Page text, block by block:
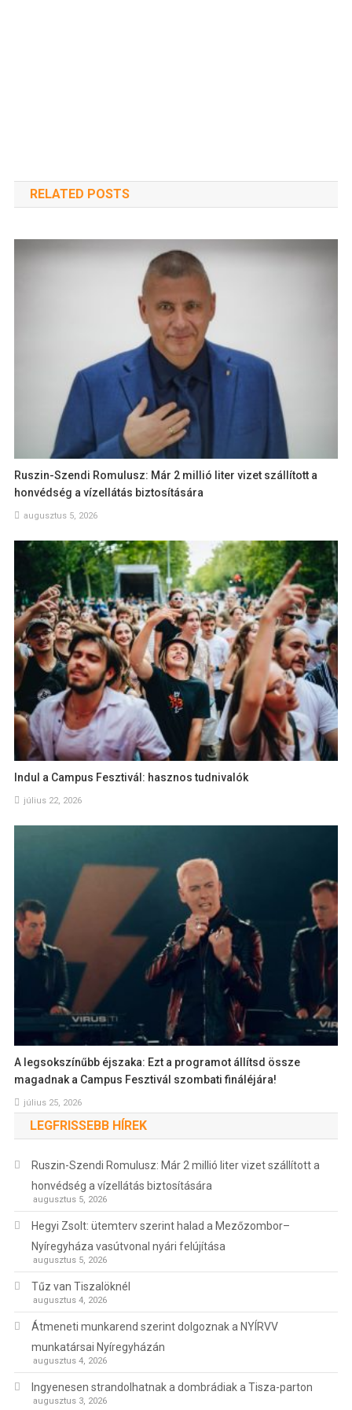
RELATED POSTS
Ruszin-Szendi Romulusz: Már 2 millió liter vizet szállított a
honvédség a vízellátás biztosítására
augusztus 5, 2026
Indul a Campus Fesztivál: hasznos tudnivalók
július 22, 2026
A legsokszínűbb éjszaka: Ezt a programot állítsd össze
magadnak a Campus Fesztivál szombati fináléjára!
július 25, 2026
LEGFRISSEBB HÍREK
Ruszin-Szendi Romulusz: Már 2 millió liter vizet szállított a
honvédség a vízellátás biztosítására
augusztus 5, 2026
Hegyi Zsolt: ütemterv szerint halad a Mezőzombor–
Nyíregyháza vasútvonal nyári felújítása
augusztus 5, 2026
Tűz van Tiszalöknél
augusztus 4, 2026
Átmeneti munkarend szerint dolgoznak a NYÍRVV
munkatársai Nyíregyházán
augusztus 4, 2026
Ingyenesen strandolhatnak a dombrádiak a Tisza-parton
augusztus 3, 2026